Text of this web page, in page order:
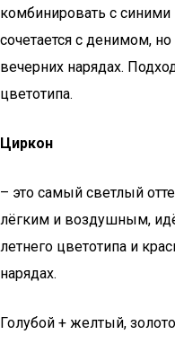
комбинировать с
сочетается с денимом,
вечерних нарядах.
цветотипа.
Циркон
– это самый светлый
лёгким и воздушным,
летнего цветотипа и
нарядах.
Голубой + желтый,